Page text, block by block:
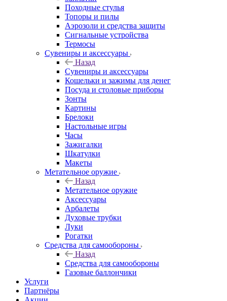
Походные стулья
Топоры и пилы
Аэрозоли и средства защиты
Сигнальные устройства
Термосы
Сувениры и аксессуары
Назад
Сувениры и аксессуары
Кошельки и зажимы для денег
Посуда и столовые приборы
Зонты
Картины
Брелоки
Настольные игры
Часы
Зажигалки
Шкатулки
Макеты
Метательное оружие
Назад
Метательное оружие
Аксессуары
Арбалеты
Духовые трубки
Луки
Рогатки
Средства для самообороны
Назад
Средства для самообороны
Газовые баллончики
Услуги
Партнёры